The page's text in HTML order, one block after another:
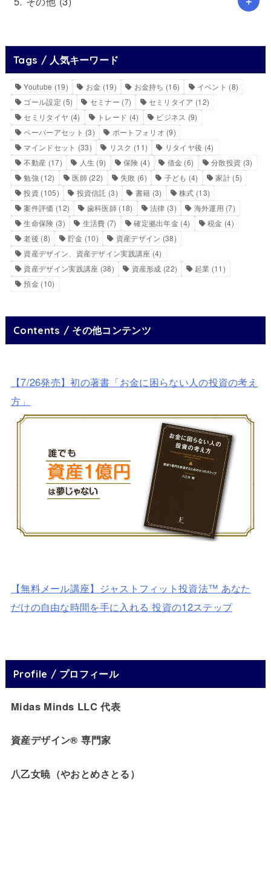
Tags / 人気キーワード
Youtube (19) お金 (19) お金持ち (16) イベント (8)
ゴール設定 (5) セミナー (7) セミリタイア (12)
セミリタイヤ (4) トレード (4) ビジネス (9)
ペーパーアセット (3) ポートフォリオ (9)
マインドセット (33) リスク (11) リタイヤ後 (4)
不動産 (17) 人生 (9) 保険 (4) 借金 (6) 分散投資 (3)
勉強 (12) 医師(22) 失敗 (6) 子ども (4) 家計(5)
投資 (105) 投資信託 (3) 書籍 (3) 株式 (13)
案件評価 (12) 歯科医師 (18) 法律 (3) 海外運用 (7)
生命保険 (3) 生活費 (7) 確定拠出年金 (4) 税金 (4)
老後 (8) 貯金 (10) 資産デザイン (38)
資産デザイン、資産デザイン実践講座 (4)
資産デザイン実践講座 (38) 資産形成 (22) 起業 (11)
預金 (10)
Contents / その他コンテンツ
【7/26発売】初の著書「お金に困らない人の投資の考え
方」
【無料メール講座】ジャストフィット投資法™ あなた
だけの自由な時間を手に入れる 投資の12ステップ
Profile / プロフィール
Midas Minds LLC 代表
資産デザイン® 専門家
八乙女暁（やおとめさとる）